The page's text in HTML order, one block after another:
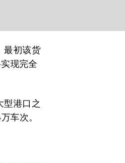
最初该货
现完全
型港口之
车次。